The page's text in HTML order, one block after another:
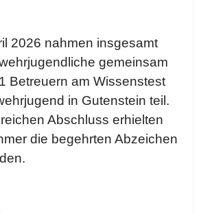
2026 nahmen insgesamt
gemeinsam
Betreuern am Wissenstest
in Gutenstein teil.
Abschluss erhielten
die begehrten Abzeichen